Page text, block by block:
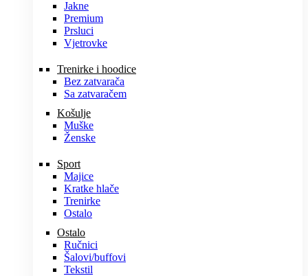
Jakne
Premium
Prsluci
Vjetrovke
Trenirke i hoodice
Bez zatvarača
Sa zatvaračem
Košulje
Muške
Ženske
Sport
Majice
Kratke hlače
Trenirke
Ostalo
Ostalo
Ručnici
Šalovi/buffovi
Tekstil